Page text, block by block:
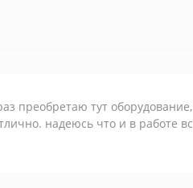
преобретаю тут
надеюсь что и в работе